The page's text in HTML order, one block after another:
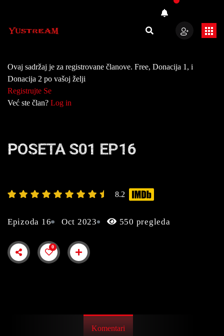
Ovaj sadržaj je za registrovane članove. Free, Donacija 1, i
Donacija 2 po vašoj želji
Registrujte Se
Već ste član? Log in
POSETA S01 EP16
8.2
Epizoda 16 Oct 2023 550 pregleda
0
Komentari